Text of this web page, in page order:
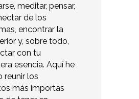
meditar, pensar,
de los
encontrar la
y, sobre todo,
con tu
esencia. Aquí he
reunir los
más importas